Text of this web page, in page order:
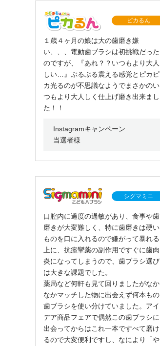
ピカるん
１歳４ヶ月の娘は大の歯磨き嫌
い、、、電動歯ブラシは初挑戦だった
のですが、『あれ？？いつもより大人
しい…』ぶるぶる震える感覚とピカピ
カ光るのが不思議なようでまさかのい
つもより大人しく仕上げ磨き出来まし
た！！
Instagramキャンペーン
当選者様
シグマミニ
口腔内に過度の過敏があり、食事や歯
磨きが大変難しく、特に歯磨きは硬い
ものを口に入れるので嫌がって暴れる
上に、抗痙攣薬の副作用ですぐに歯肉
炎になってしまうので、歯ブラシ選び
は大きな課題でした。
薬局など何軒も見て回りましたがなか
なかマッチした物に出会えず何本もの
歯ブラシを使い分けていました。アイ
デア商品フェアで偶然この歯ブラシに
出会ってからはこれ一本ですべて磨け
るので大変便利ですし、なにより「や